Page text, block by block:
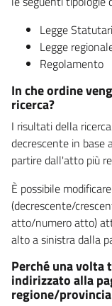
Legge
Legge
Regolamento
In che ordine
ricerca?
I risultati della
decrescente in base
partire dall'atto più
È possibile
(decrescente/
atto/numero atto)
alto a sinistra dalla
Perché una
indirizzato alla
regione/